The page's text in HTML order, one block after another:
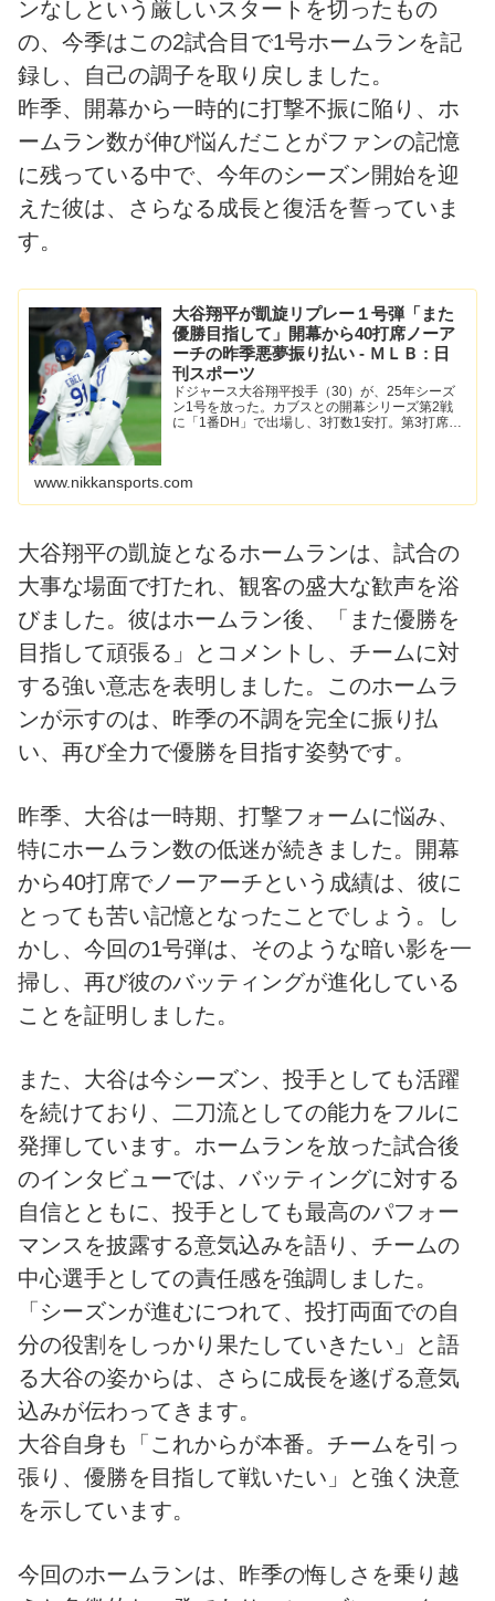
ンなしという厳しいスタートを切ったもの
の、今季はこの2試合目で1号ホームランを記
録し、自己の調子を取り戻しました。
昨季、開幕から一時的に打撃不振に陥り、ホ
ームラン数が伸び悩んだことがファンの記憶
に残っている中で、今年のシーズン開始を迎
えた彼は、さらなる成長と復活を誓っていま
す。
大谷翔平が凱旋リプレー１号弾「また
優勝目指して」開幕から40打席ノーア
ーチの昨季悪夢振り払い - ＭＬＢ : 日
刊スポーツ
ドジャース大谷翔平投手（30）が、25年シーズ
ン1号を放った。カブスとの開幕シリーズ第2戦
に「1番DH」で出場し、3打数1安打。第3打席で
www.nikkansports.com
大谷翔平の凱旋となるホームランは、試合の
大事な場面で打たれ、観客の盛大な歓声を浴
びました。彼はホームラン後、「また優勝を
目指して頑張る」とコメントし、チームに対
する強い意志を表明しました。このホームラ
ンが示すのは、昨季の不調を完全に振り払
い、再び全力で優勝を目指す姿勢です。
昨季、大谷は一時期、打撃フォームに悩み、
特にホームラン数の低迷が続きました。開幕
から40打席でノーアーチという成績は、彼に
とっても苦い記憶となったことでしょう。し
かし、今回の1号弾は、そのような暗い影を一
掃し、再び彼のバッティングが進化している
ことを証明しました。
また、大谷は今シーズン、投手としても活躍
を続けており、二刀流としての能力をフルに
発揮しています。ホームランを放った試合後
のインタビューでは、バッティングに対する
自信とともに、投手としても最高のパフォー
マンスを披露する意気込みを語り、チームの
中心選手としての責任感を強調しました。
「シーズンが進むにつれて、投打両面での自
分の役割をしっかり果たしていきたい」と語
る大谷の姿からは、さらに成長を遂げる意気
込みが伝わってきます。
大谷自身も「これからが本番。チームを引っ
張り、優勝を目指して戦いたい」と強く決意
を示しています。
今回のホームランは、昨季の悔しさを乗り越